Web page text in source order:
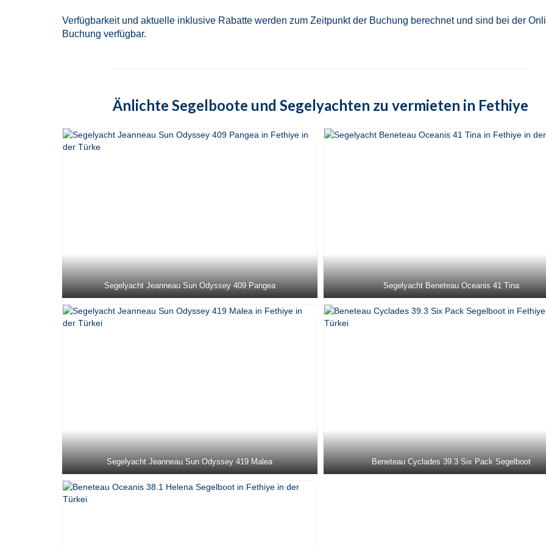
Verfügbarkeit und aktuelle inklusive Rabatte werden zum Zeitpunkt der Buchung berechnet und sind bei der
Buchung verfügbar.
Änlichte Segelboote und Segelyachten zu vermieten in Fethiye
Segelyacht Jeanneau Sun Odyssey 409 Pangea Segelyacht Beneteau Oceanis 41 Tina
Segelyacht Jeanneau Sun Odyssey 419 Malea Beneteau Cyclades 39.3 Six Pack Segelboot